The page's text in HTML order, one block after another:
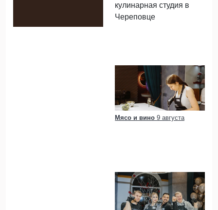
кулинарная студия в
Череповце
Мясо и вино 9 августа